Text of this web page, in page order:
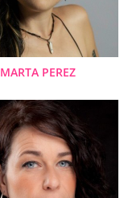
MARTA PEREZ